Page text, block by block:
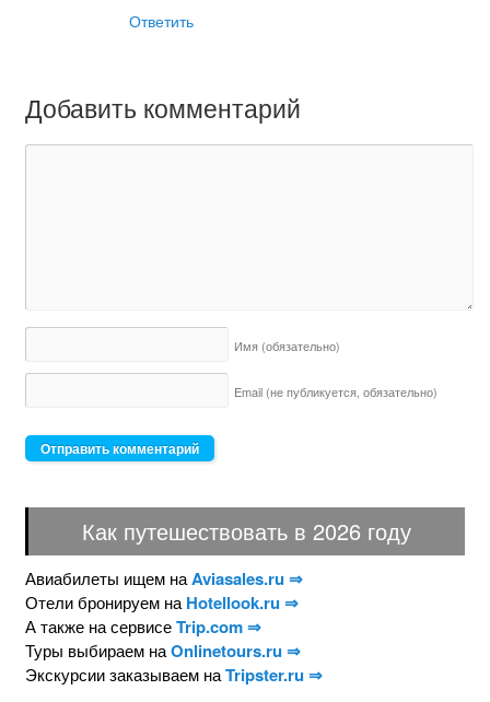
Ответить
Добавить комментарий
Имя (обязательно)
Email (не публикуется, обязательно)
Как путешествовать в 2026 году
Авиабилеты ищем наAviasales.ru ⇒
Отели бронируем на Hotellook.ru ⇒
А также на сервисеTrip.com ⇒
Туры выбираем наOnlinetours.ru ⇒
Экскурсии заказываем наTripster.ru ⇒